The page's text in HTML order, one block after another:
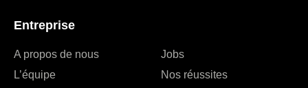
Entreprise
A propos de nous
L’équipe
Jobs
Nos réussites